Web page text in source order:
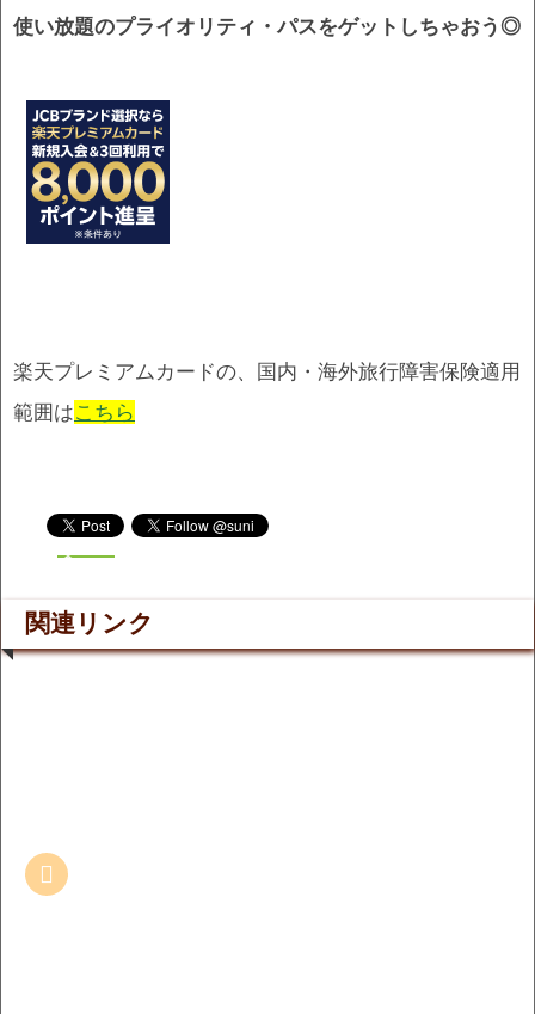
使い放題のプライオリティ・パスをゲットしちゃおう◎
楽天プレミアムカードの、国内・海外旅行障害保険適用
範囲はこちら
関連リンク